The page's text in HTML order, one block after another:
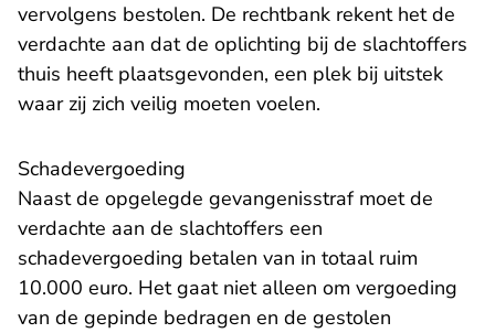
vervolgens bestolen. De rechtbank rekent het de
verdachte aan dat de oplichting bij de slachtoffers
thuis heeft plaatsgevonden, een plek bij uitstek
waar zij zich veilig moeten voelen.
Schadevergoeding
Naast de opgelegde gevangenisstraf moet de
verdachte aan de slachtoffers een
schadevergoeding betalen van in totaal ruim
10.000 euro. Het gaat niet alleen om vergoeding
van de gepinde bedragen en de gestolen